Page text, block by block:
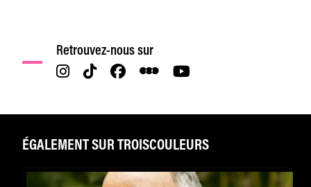
Retrouvez-nous sur
ÉGALEMENT SUR TROISCOULEURS